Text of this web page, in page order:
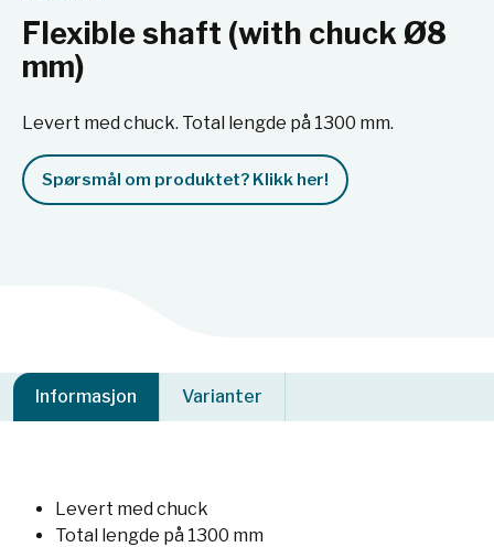
Flexible shaft (with chuck Ø8
mm)
Levert med chuck. Total lengde på 1300 mm.
Spørsmål om produktet? Klikk her!
Informasjon Varianter
Levert med chuck
Total lengde på 1300 mm